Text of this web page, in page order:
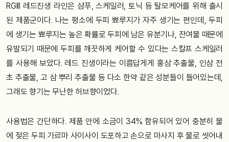
RGIII 레드진생 라인은 샴푸, 스케일러, 토닉 등 탈모케어를 위해 출시
된 제품군이다. 나는 평소에 두피 뾰루지가 자주 생기는 편인데, 두피
에 생기는 뾰루지는 높은 확률로 두피에 남은 유분기나, 잔여물 때문에
유발되기 때문에 두피를 깨끗하게 케어할 수 있다는 스칼프 스케일러
를 사용해 보았다. 레드 진생이라는 이름답게게 홍삼 추출물, 인삼 전
초 추출물, 고 삼 뿌리 추출물 등 다소 한약 같은 성분들이 들어있는데,
그래도 향기는 무난한 허브향이었다.
사용법은 간단하다. 제품 안에 소금이 34% 함유되어 있어 충분히 물
에 젖은 두피 가르마 사이사이 도포하고 손으로 마사지 후 물로 씻어내